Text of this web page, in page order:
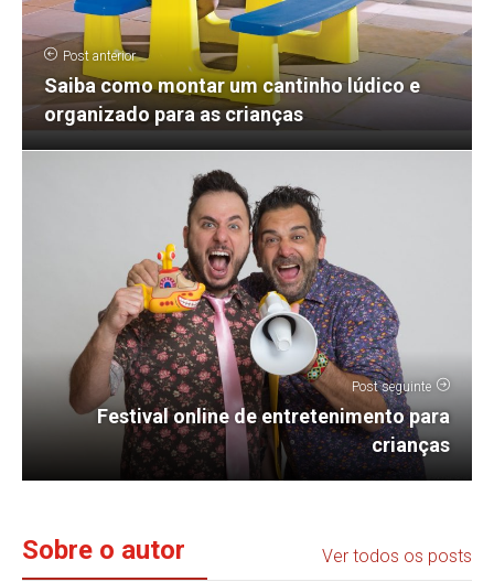
Post anterior
Saiba como montar um cantinho lúdico e
organizado para as crianças
Post seguinte
Festival online de entretenimento para
crianças
Sobre o autor Ver todos os posts